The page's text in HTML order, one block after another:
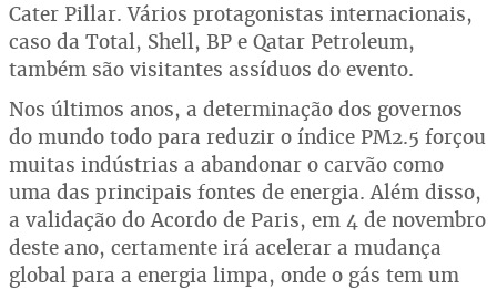
Cater Pillar. Vários protagonistas internacionais,
caso da Total, Shell, BP e Qatar Petroleum,
também são visitantes assíduos do evento.
Nos últimos anos, a determinação dos governos
do mundo todo para reduzir o índice PM2.5 forçou
muitas indústrias a abandonar o carvão como
uma das principais fontes de energia. Além disso,
a validação do Acordo de Paris, em 4 de novembro
deste ano, certamente irá acelerar a mudança
global para a energia limpa, onde o gás tem um